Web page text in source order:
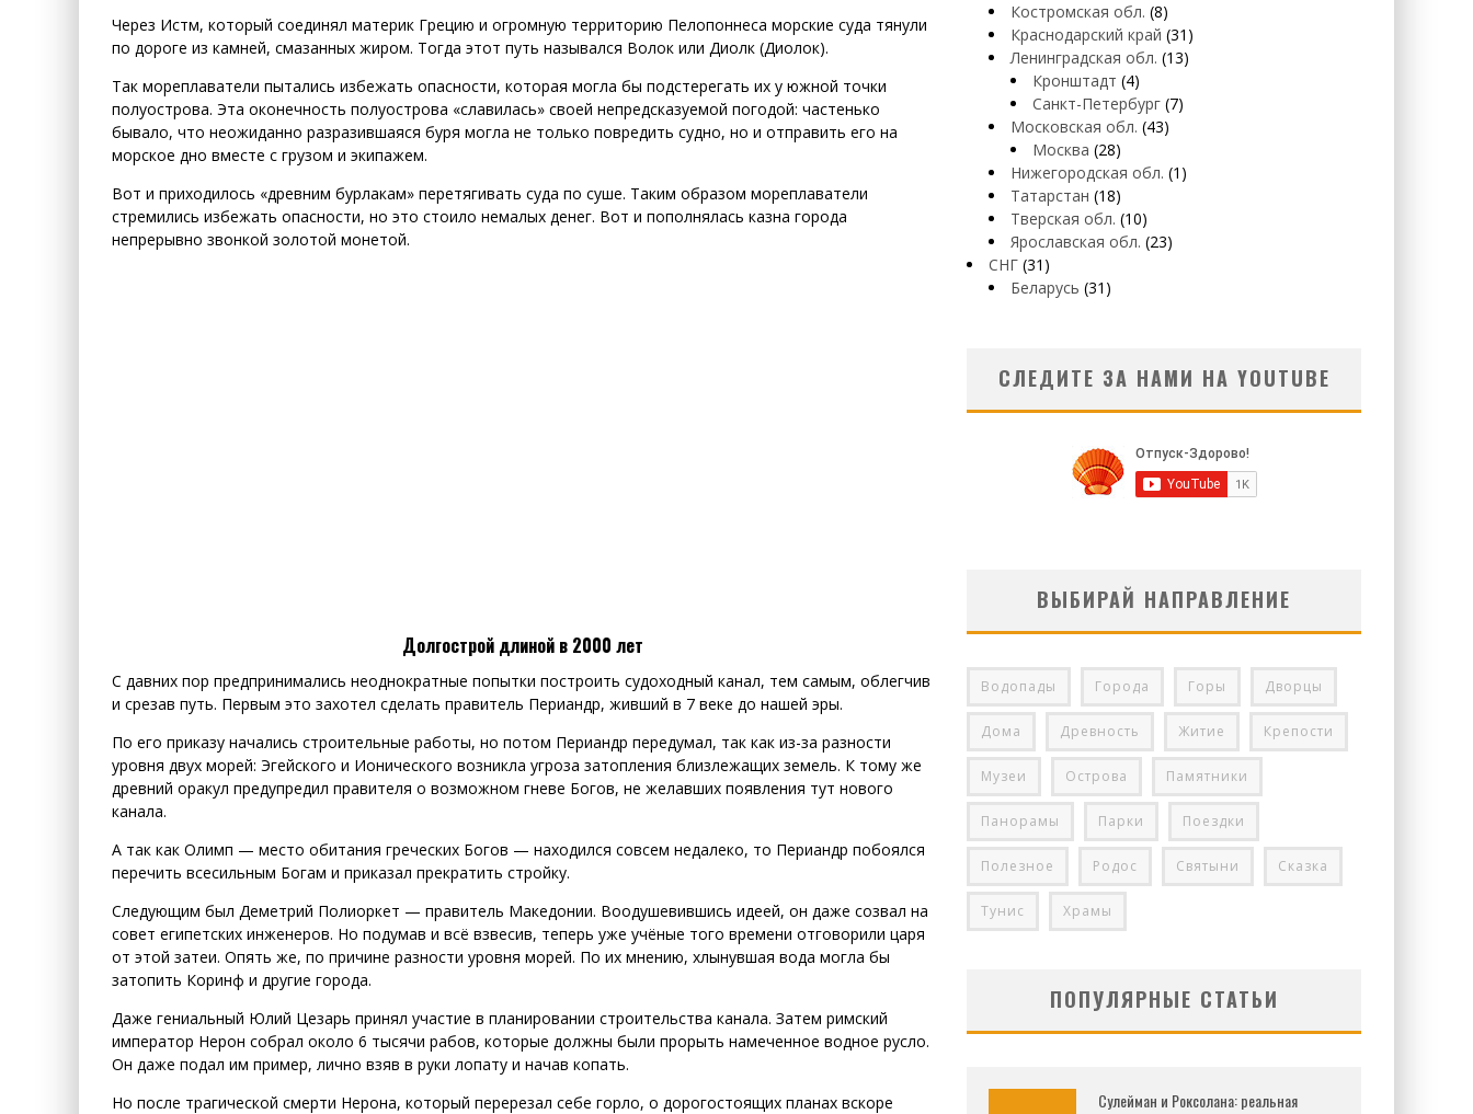
Через Истм, который соединял материк Грецию и огромную территорию Пелопоннеса морские суда тянули
по дороге из камней, смазанных жиром. Тогда этот путь назывался Волок или Диолк (Диолок).
Так мореплаватели пытались избежать опасности, которая могла бы подстерегать их у южной точки
полуострова. Эта оконечность полуострова «славилась» своей непредсказуемой погодой: частенько
бывало, что неожиданно разразившаяся буря могла не только повредить судно, но и отправить его на
морское дно вместе с грузом и экипажем.
Вот и приходилось «древним бурлакам» перетягивать суда по суше. Таким образом мореплаватели
стремились избежать опасности, но это стоило немалых денег. Вот и пополнялась казна города
непрерывно звонкой золотой монетой.
Долгострой длиной в 2000 лет
С давних пор предпринимались неоднократные попытки построить судоходный канал, тем самым, облегчив
и срезав путь. Первым это захотел сделать правитель Периандр, живший в 7 веке до нашей эры.
По его приказу начались строительные работы, но потом Периандр передумал, так как из-за разности
уровня двух морей: Эгейского и Ионического возникла угроза затопления близлежащих земель. К тому же
древний оракул предупредил правителя о возможном гневе Богов, не желавших появления тут нового
канала.
А так как Олимп — место обитания греческих Богов — находился совсем недалеко, то Периандр побоялся
перечить всесильным Богам и приказал прекратить стройку.
Следующим был Деметрий Полиоркет — правитель Македонии. Воодушевившись идеей, он даже созвал на
совет египетских инженеров. Но подумав и всё взвесив, теперь уже учёные того времени отговорили царя
от этой затеи. Опять же, по причине разности уровня морей. По их мнению, хлынувшая вода могла бы
затопить Коринф и другие города.
Даже гениальный Юлий Цезарь принял участие в планировании строительства канала. Затем римский
император Нерон собрал около 6 тысячи рабов, которые должны были прорыть намеченное водное русло.
Он даже подал им пример, лично взяв в руки лопату и начав копать.
Но после трагической смерти Нерона, который перерезал себе горло, о дорогостоящих планах вскоре
Костромская обл. (8)
Краснодарский край (31)
Ленинградская обл. (13)
Кронштадт (4)
Санкт-Петербург (7)
Московская обл. (43)
Москва (28)
Нижегородская обл. (1)
Татарстан (18)
Тверская обл. (10)
Ярославская обл. (23)
СНГ (31)
Беларусь (31)
СЛЕДИТЕ ЗА НАМИ НА YOUTUBE
ВЫБИРАЙ НАПРАВЛЕНИЕ
Водопады Города Горы Дворцы
Дома Древность Житие Крепости
Музеи Острова Памятники
Панорамы Парки Поездки
Полезное Родос Святыни Сказка
Тунис Храмы
ПОПУЛЯРНЫЕ СТАТЬИ
Сулейман и Роксолана: реальная